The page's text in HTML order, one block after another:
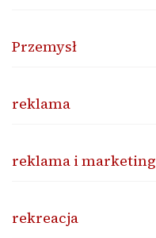
Przemysł
reklama
reklama i marketing
rekreacja